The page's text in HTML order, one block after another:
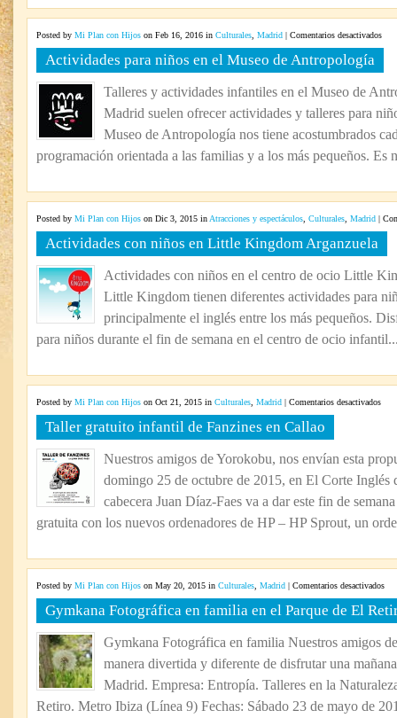
Posted by Mi Plan con Hijos on Feb 16, 2016 in Culturales Madrid | Comentarios desactivadosen
en
el
Actividades para niños en el Museo de Antropología
Talleres y actividades infantiles en el Museo de
Madrid suelen ofrecer actividades y talleres para
Museo de Antropología nos tiene acostumbrados
programación orientada a las familias y a los más pequeños. Es
Posted by Mi Plan con Hijos on Dic 3, 2015 in Atracciones y espectáculos Culturales Madrid |
Actividades con niños en Little Kingdom Arganzuela
Actividades con niños en el centro de ocio Little
Little Kingdom tienen diferentes actividades para
principalmente el inglés entre los más pequeños.
para niños durante el fin de semana en el centro de ocio
Posted by Mi Plan con Hijos on Oct 21, 2015 in Culturales Madrid | Comentarios desactivadosen
de
Taller gratuito infantil de Fanzines en Callao
Nuestros amigos de Yorokobu, nos envían esta
domingo 25 de octubre de 2015, en El Corte Inglés
cabecera Juan Díaz-Faes va a dar este fin de
gratuita con los nuevos ordenadores de HP – HP Sprout, un
Posted by Mi Plan con Hijos on May 20, 2015 in Culturales Madrid | Comentarios desactivadosen
en
de
Gymkana Fotográfica en familia en el Parque de El
Gymkana Fotográfica en familia Nuestros amigos
manera divertida y diferente de disfrutar una
Madrid. Empresa: Entropía. Talleres en la
Retiro. Metro Ibiza (Línea 9) Fechas: Sábado 23 de mayo de